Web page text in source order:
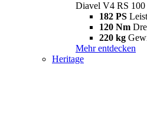
Diavel V4 RS 100
182 PS
120 Nm
220 kg
Mehr entdecken
Heritage